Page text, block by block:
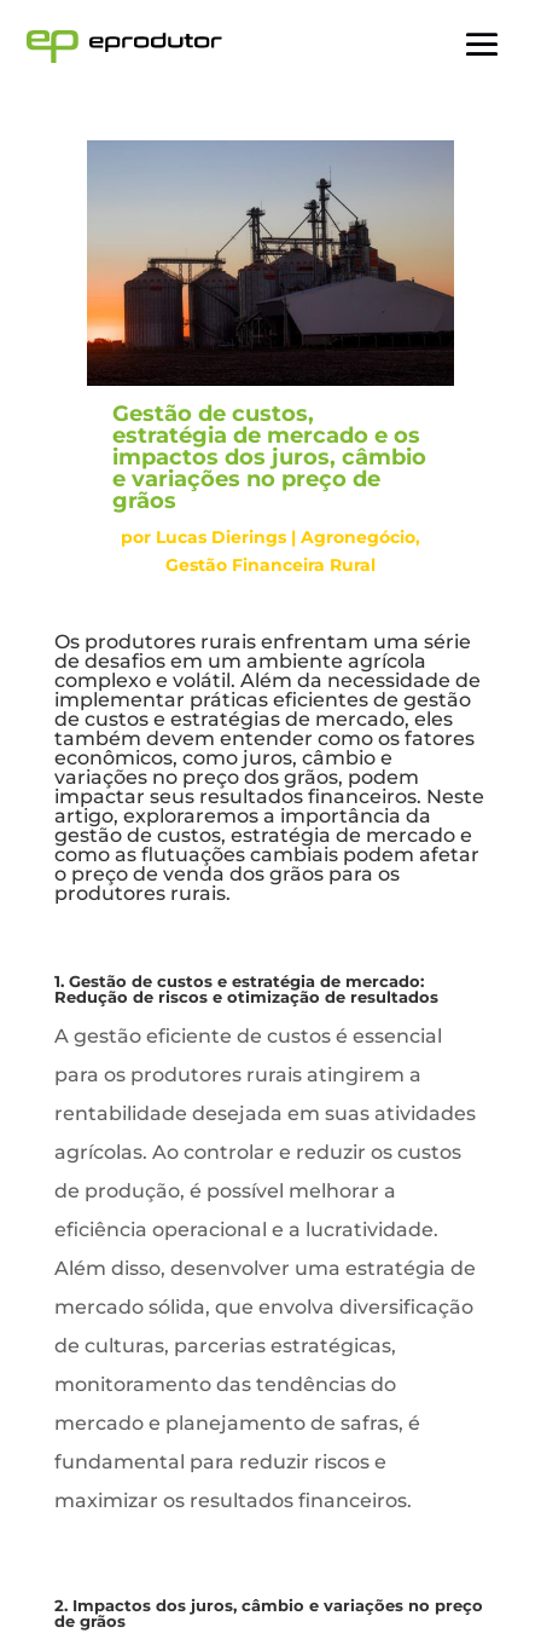
Gestão de custos,
estratégia de mercado e os
impactos dos juros, câmbio
e variações no preço de
grãos
por Lucas Dierings| Agronegócio,
Gestão Financeira Rural
Os produtores rurais enfrentam uma série
de desafios em um ambiente agrícola
complexo e volátil. Além da necessidade de
implementar práticas eficientes de gestão
de custos e estratégias de mercado, eles
também devem entender como os fatores
econômicos, como juros, câmbio e
variações no preço dos grãos, podem
impactar seus resultados financeiros. Neste
artigo, exploraremos a importância da
gestão de custos, estratégia de mercado e
como as flutuações cambiais podem afetar
o preço de venda dos grãos para os
produtores rurais.
1. Gestão de custos e estratégia de mercado:
Redução de riscos e otimização de resultados
A gestão eficiente de custos é essencial
para os produtores rurais atingirem a
rentabilidade desejada em suas atividades
agrícolas. Ao controlar e reduzir os custos
de produção, é possível melhorar a
eficiência operacional e a lucratividade.
Além disso, desenvolver uma estratégia de
mercado sólida, que envolva diversificação
de culturas, parcerias estratégicas,
monitoramento das tendências do
mercado e planejamento de safras, é
fundamental para reduzir riscos e
maximizar os resultados financeiros.
2. Impactos dos juros, câmbio e variações no preço
de grãos